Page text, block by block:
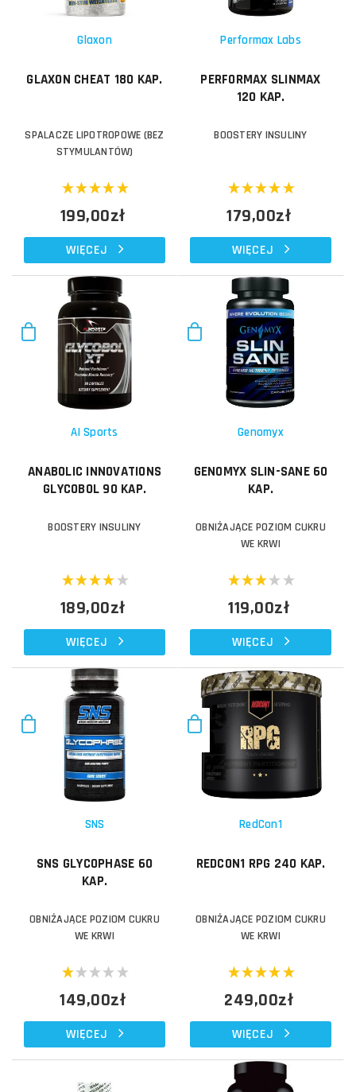
Glaxon
GLAXON CHEAT 180 KAP.
SPALACZE LIPOTROPOWE (BEZ
STYMULANTÓW)
199,00zł
WIĘCEJ
Performax Labs
PERFORMAX SLINMAX
120 KAP.
BOOSTERY INSULINY
179,00zł
WIĘCEJ
AI Sports
ANABOLIC INNOVATIONS
GLYCOBOL 90 KAP.
BOOSTERY INSULINY
189,00zł
WIĘCEJ
Genomyx
GENOMYX SLIN-SANE 60
KAP.
OBNIŻAJĄCE POZIOM CUKRU
WE KRWI
119,00zł
WIĘCEJ
SNS
SNS GLYCOPHASE 60
KAP.
OBNIŻAJĄCE POZIOM CUKRU
WE KRWI
149,00zł
WIĘCEJ
RedCon1
REDCON1 RPG 240 KAP.
OBNIŻAJĄCE POZIOM CUKRU
WE KRWI
249,00zł
WIĘCEJ